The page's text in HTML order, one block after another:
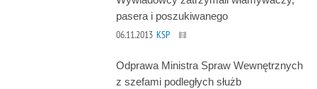
pasera i poszukiwanego
06.11.2013 KSP
Odprawa Ministra Spraw Wewnętrznych
z szefami podległych służb